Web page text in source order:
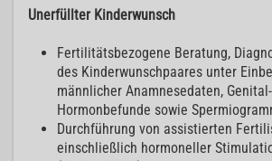
Unerfüllter Kinderwunsch
Fertilitätsbezogene Beratung,
des Kinderwunschpaares unter
männlicher Anamnesedaten,
Hormonbefunde sowie
Durchführung von assistierten
einschließlich hormoneller